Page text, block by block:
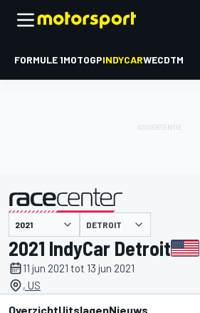
FORMULE 1MOTOGPINDYCARWECDTM
gepresenteerd door DETROIT
2021 IndyCar Detroit
11 jun 2021 tot 13 jun 2021
, US
OverzichtUitslagenNieuws